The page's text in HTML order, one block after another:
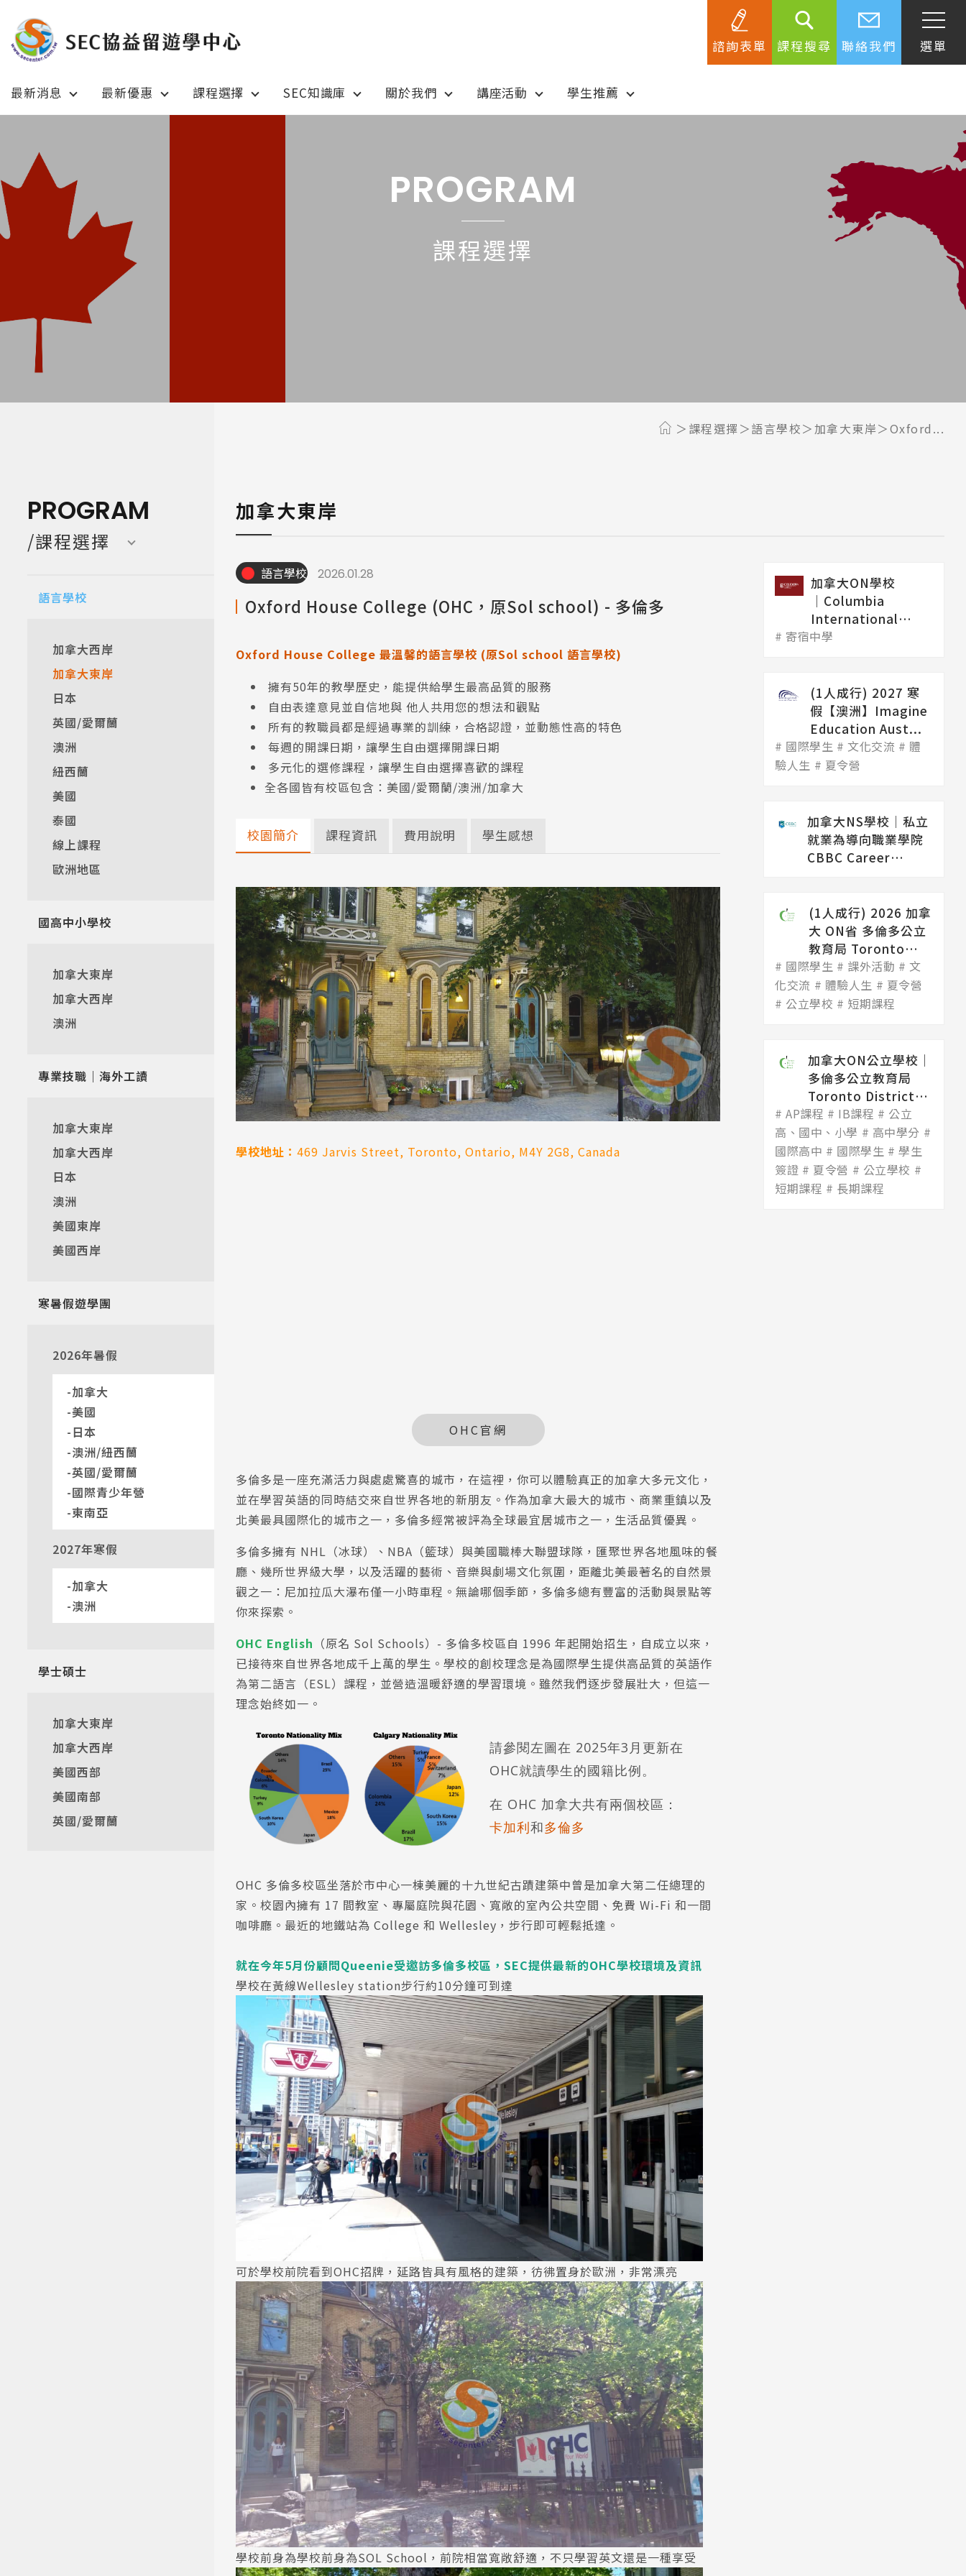
諮詢表單 課程搜尋 聯絡我們 選單
最新消息 最新優惠 課程選擇 SEC知識庫 關於我們 講座活動 學生推薦
熱門搜尋： 護理 加拿大RO 任意門 遊學團 教育學區 Pathway
綜合訊息
加拿大 Canada
日本 Japan
澳洲 Australia
英國 UK/愛爾蘭 Ireland
美國 USA
最新優惠
Program
語言學校
國高中小學校
專業技職｜海外工讀
PROGRAM
課程選擇
PROGRAM
/課程選擇
語言學校
加拿大西岸
加拿大東岸
日本
英國/愛爾蘭
澳洲
紐西蘭
美國
泰國
線上課程
歐洲地區
國高中小學校
加拿大東岸
加拿大西岸
澳洲
專業技職｜海外工讀
加拿大東岸
加拿大西岸
日本
澳洲
美國東岸
美國西岸
寒暑假遊學團
2026年暑假
加拿大
美國
日本
澳洲/紐西蘭
英國/愛爾蘭
國際青少年營
東南亞
2027年寒假
加拿大
澳洲
學士碩士
加拿大東岸
加拿大西岸
美國西部
美國南部
英國/愛爾蘭
課程選擇 語言學校 加拿大東岸 Oxford...
加拿大東岸
語言學校 2026.01.28
Oxford House College (OHC，原Sol school) - 多倫多
Oxford House College 最溫馨的語言學校 (原Sol school 語言學校)
擁有50年的教學歷史，能提供給學生最高品質的服務
自由表達意見並自信地與 他人共用您的想法和觀點
所有的教職員都是經過專業的訓練，合格認證，並動態性高的特色
每週的開課日期，讓學生自由選擇開課日期
多元化的選修課程，讓學生自由選擇喜歡的課程
全各國皆有校區包含：美國/愛爾蘭/澳洲/加拿大
校園簡介
學校地址： 469 Jarvis Street, Toronto, Ontario, M4Y 2G8, Canada
OHC官網
多倫多是一座充滿活力與處處驚喜的城市，在這裡，你可以體驗真正的加拿大多元文化，
並在學習英語的同時結交來自世界各地的新朋友。作為加拿大最大的城市、商業重鎮以及
北美最具國際化的城市之一，多倫多經常被評為全球最宜居城市之一，生活品質優異。
多倫多擁有 NHL（冰球）、NBA（籃球）與美國職棒大聯盟球隊，匯聚世界各地風味的餐
廳、幾所世界級大學，以及活躍的藝術、音樂與劇場文化氛圍，距離北美最著名的自然景
觀之一：尼加拉瓜大瀑布僅一小時車程。無論哪個季節，多倫多總有豐富的活動與景點等
你來探索。
OHC English （原名 Sol Schools）- 多倫多校區自 1996 年起開始招生，自成立以來，
已接待來自世界各地成千上萬的學生。學校的創校理念是為國際學生提供高品質的英語作
為第二語言（ESL）課程，並營造溫暖舒適的學習環境。雖然我們逐步發展壯大，但這一
理念始終如一。
請參閱左圖在 2025年3月更新在
OHC就讀學生的國籍比例。
在 OHC 加拿大共有兩個校區：
卡加利和多倫多
OHC 多倫多校區坐落於市中心一棟美麗的十九世紀古蹟建築中曾是加拿大第二任總理的
家。校園內擁有 17 間教室、專屬庭院與花園、寬敞的室內公共空間、免費 Wi-Fi 和一間
咖啡廳。最近的地鐵站為 College 和 Wellesley，步行即可輕鬆抵達。
就在今年5月份顧問Queenie受邀訪多倫多校區，SEC提供最新的OHC學校環境及資訊
學校在黃線Wellesley station步行約10分鐘可到達
可於學校前院看到OHC招牌，延路皆具有風格的建築，彷彿置身於歐洲，非常漂亮
學校前身為學校前身為SOL School，前院相當寬敞舒適，不只學習英文還是一種享受
課程資訊 費用說明 學生感想
加拿大ON學校
│Columbia
International
College 哥...
寄宿中學
(1人成行) 2027 寒
假【澳洲】Imagine
Education Aust...
國際學生 文化交流
體
驗人生
夏令營
加拿大NS學校│私立
就業為導向職業學院
CBBC Career
(1人成行) 2026 加拿
大 ON省 多倫多公立
教育局 Toronto
Dis...
國際學生 課外活動
文
化交流
體驗人生
夏令營
公立學校
短期課程
加拿大ON公立學校│
多倫多公立教育局
Toronto District
Scho...
AP課程 IB課程
公立
高、國中、小學
高中學分
國際高中
國際學生
學生
簽證
夏令營
公立學校
短期課程
長期課程